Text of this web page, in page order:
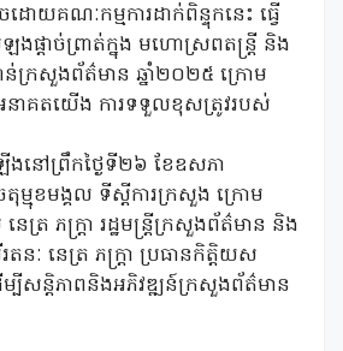
យគណៈកម្មការដាក់ពិន្ទុកនេះ ធ្វើ
ងផ្តាច់ព្រាត់ក្នុង មហោស្រពតន្ត្រី និង
ាន់ក្រសួងព័ត៌មាន ឆ្នាំ២០២៥ ក្រោម
នាគតយើង ការទទួលខុសត្រូវរបស់
ើងនៅព្រឹកថ្ងៃទី២៦ ខែឧសភា
ម្មុខមង្គល ទីស្តីការក្រសួង ក្រោម
ត្រ ភក្ត្រា រដ្ឋមន្ត្រីក្រសួងព័ត៌មាន និង
ៈ នេត្រ ភក្ត្រា ប្រធានកិត្តិយស
ម្បីសន្តិភាពនិងអភិវឌ្ឍន៍ក្រសួងព័ត៌មាន